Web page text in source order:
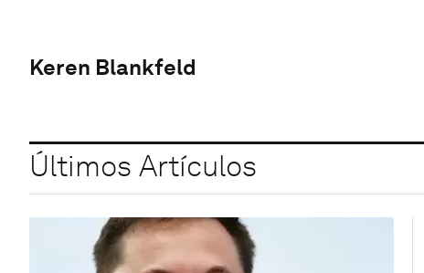
Keren Blankfeld
Últimos Artículos